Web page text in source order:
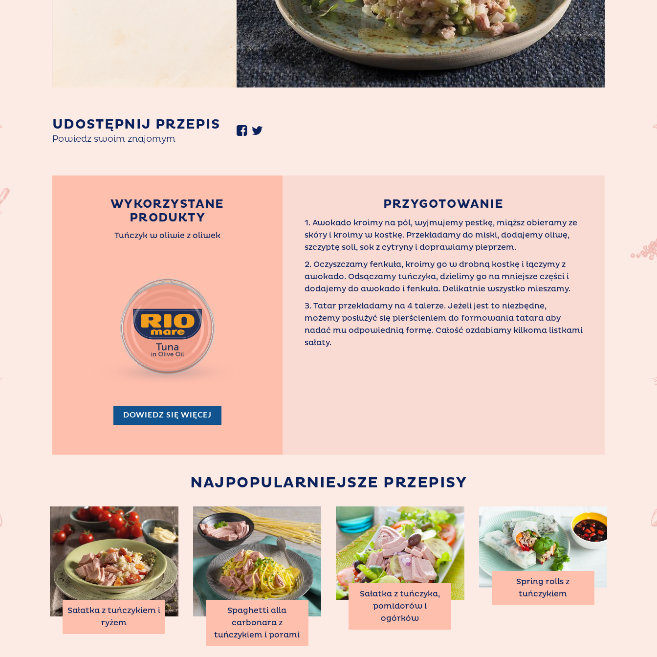
UDOSTĘPNIJ PRZEPIS
Powiedz swoim znajomym
WYKORZYSTANE
PRODUKTY
Tuńczyk w oliwie z oliwek
DOWIEDZ SIĘ WIĘCEJ
PRZYGOTOWANIE
1. Awokado kroimy na pól, wyjmujemy pestkę, miąższ obieramy ze
skóry i kroimy w kostkę. Przekładamy do miski, dodajemy oliwę,
szczyptę soli, sok z cytryny i doprawiamy pieprzem.
2. Oczyszczamy fenkuła, kroimy go w drobną kostkę i łączymy z
awokado. Odsączamy tuńczyka, dzielimy go na mniejsze części i
dodajemy do awokado i fenkuła. Delikatnie wszystko mieszamy.
3. Tatar przekładamy na 4 talerze. Jeżeli jest to niezbędne,
możemy posłużyć się pierścieniem do formowania tatara aby
nadać mu odpowiednią formę. Całość ozdabiamy kilkoma listkami
sałaty.
NAJPOPULARNIEJSZE PRZEPISY
Sałatka z tuńczykiem i
ryżem
Spaghetti alla
carbonara z
tuńczykiem i porami
Sałatka z tuńczyka,
pomidorów i
ogórków
Spring rolls z
tuńczykiem